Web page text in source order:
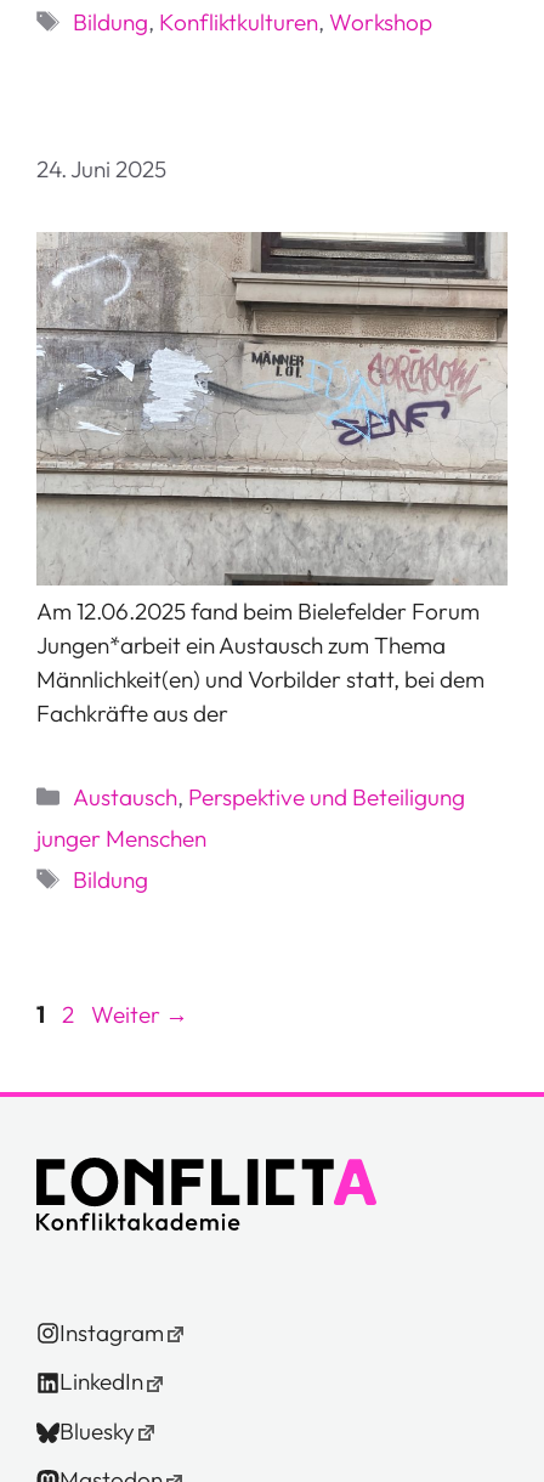
Schlagwörter
Bildung, Konfliktkulturen, Workshop
24. Juni 2025
Am 12.06.2025 fand beim Bielefelder Forum
Jungen*arbeit ein Austausch zum Thema
Männlichkeit(en) und Vorbilder statt, bei dem
Fachkräfte aus der
Kategorien
Austausch, Perspektive und Beteiligung
junger Menschen
Schlagwörter
Bildung
Seite
1 Seite
2 Weiter →
Instagram
LinkedIn
Bluesky